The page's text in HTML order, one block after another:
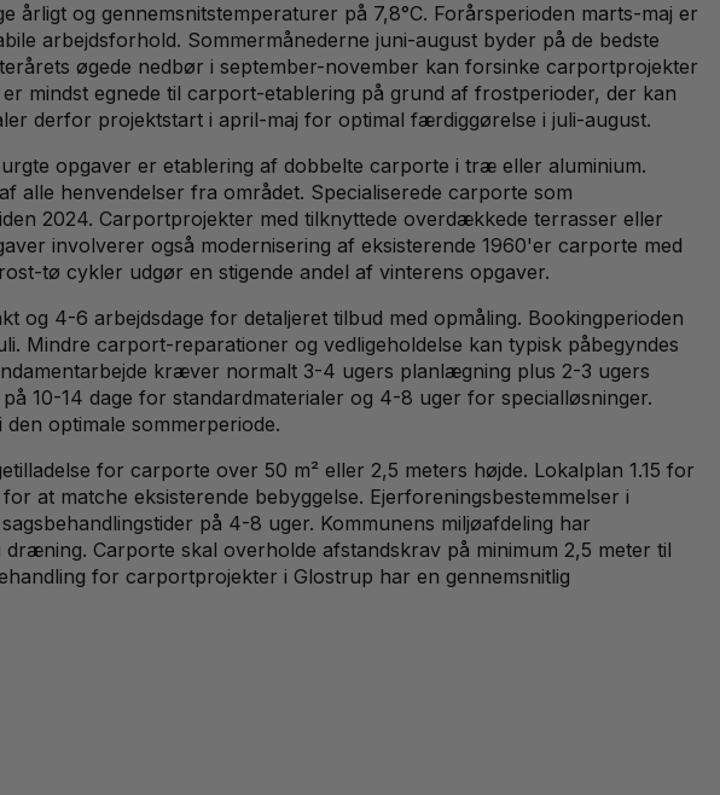
og gennemsnitstemperaturer på 7,8°C. Forårsperioden marts-maj er
arbejdsforhold. Sommermånederne juni-august byder på de bedste
øgede nedbør i september-november kan forsinke carportprojekter
mindst egnede til carport-etablering på grund af frostperioder, der kan
derfor projektstart i april-maj for optimal færdiggørelse i juli-august.
opgaver er etablering af dobbelte carporte i træ eller aluminium.
alle henvendelser fra området. Specialiserede carporte som
2024. Carportprojekter med tilknyttede overdækkede terrasser eller
involverer også modernisering af eksisterende 1960'er carporte med
tø cykler udgør en stigende andel af vinterens opgaver.
og 4-6 arbejdsdage for detaljeret tilbud med opmåling. Bookingperioden
Mindre carport-reparationer og vedligeholdelse kan typisk påbegyndes
kræver normalt 3-4 ugers planlægning plus 2-3 ugers
10-14 dage for standardmaterialer og 4-8 uger for specialløsninger.
optimale sommerperiode.
for carporte over 50 m² eller 2,5 meters højde. Lokalplan 1.15 for
at matche eksisterende bebyggelse. Ejerforeningsbestemmelser i
på 4-8 uger. Kommunens miljøafdeling har
Carporte skal overholde afstandskrav på minimum 2,5 meter til
for carportprojekter i Glostrup har en gennemsnitlig